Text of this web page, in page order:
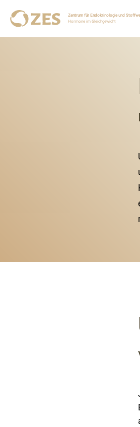
Zentrum für Endokrinologie und
Hormone im Gleichgewicht